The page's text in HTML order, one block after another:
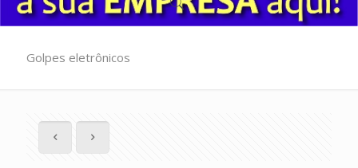
Golpes eletrônicos